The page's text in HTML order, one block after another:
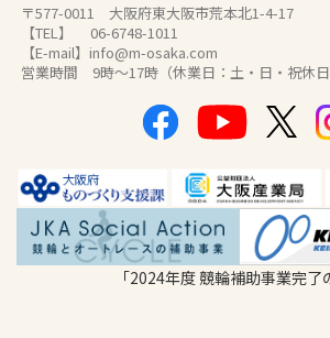
〒577-0011 大阪府東大阪市荒本北1-4-17
【TEL】 06-6748-1011
【E-mail】info@m-osaka.com
営業時間 9時～17時（休業日：土・日・祝休日
「2024年度 競輪補助事業完